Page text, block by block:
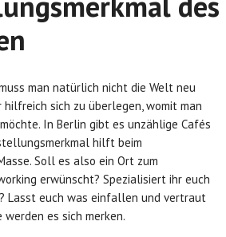
man natürlich nicht die Welt neu
sich zu überlegen, womit man
In Berlin gibt es unzählige Cafés
hilft beim
Soll es also ein Ort zum
erwünscht? Spezialisiert ihr euch
Lasst euch was einfallen und vertraut
werden es sich merken.